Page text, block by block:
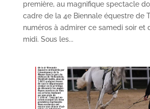
première, au magnifique spectacle
cadre de la 4e Biennale équestre de
numéros à admirer ce samedi soir et
midi. Sous les...